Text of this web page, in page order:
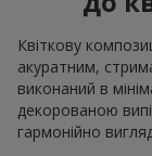
Квіткову
акуратним,
виконаний в
декорованою
гармонійно